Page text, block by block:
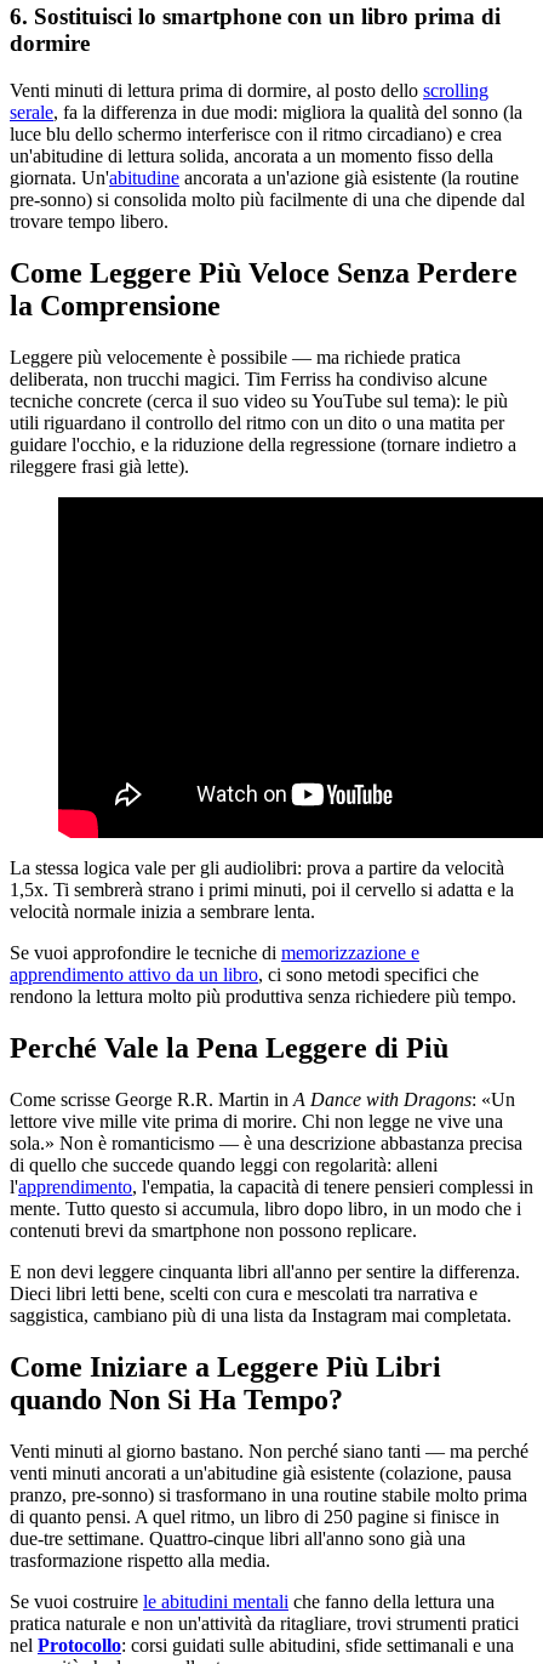
6. Sostituisci lo smartphone con un libro prima di
dormire
Venti minuti di lettura prima di dormire, al posto dello scrolling
serale, fa la differenza in due modi: migliora la qualità del sonno (la
luce blu dello schermo interferisce con il ritmo circadiano) e crea
un'abitudine di lettura solida, ancorata a un momento fisso della
giornata. Un'abitudine ancorata a un'azione già esistente (la routine
pre-sonno) si consolida molto più facilmente di una che dipende dal
trovare tempo libero.
Come Leggere Più Veloce Senza Perdere
la Comprensione
Leggere più velocemente è possibile — ma richiede pratica
deliberata, non trucchi magici. Tim Ferriss ha condiviso alcune
tecniche concrete (cerca il suo video su YouTube sul tema): le più
utili riguardano il controllo del ritmo con un dito o una matita per
guidare l'occhio, e la riduzione della regressione (tornare indietro a
rileggere frasi già lette).
La stessa logica vale per gli audiolibri: prova a partire da velocità
1,5x. Ti sembrerà strano i primi minuti, poi il cervello si adatta e la
velocità normale inizia a sembrare lenta.
Se vuoi approfondire le tecniche di memorizzazione e
apprendimento attivo da un libro, ci sono metodi specifici che
rendono la lettura molto più produttiva senza richiedere più tempo.
Perché Vale la Pena Leggere di Più
Come scrisse George R.R. Martin in A Dance with Dragons: «Un
lettore vive mille vite prima di morire. Chi non legge ne vive una
sola.» Non è romanticismo — è una descrizione abbastanza precisa
di quello che succede quando leggi con regolarità: alleni
l'apprendimento, l'empatia, la capacità di tenere pensieri complessi in
mente. Tutto questo si accumula, libro dopo libro, in un modo che i
contenuti brevi da smartphone non possono replicare.
E non devi leggere cinquanta libri all'anno per sentire la differenza.
Dieci libri letti bene, scelti con cura e mescolati tra narrativa e
saggistica, cambiano più di una lista da Instagram mai completata.
Come Iniziare a Leggere Più Libri
quando Non Si Ha Tempo?
Venti minuti al giorno bastano. Non perché siano tanti — ma perché
venti minuti ancorati a un'abitudine già esistente (colazione, pausa
pranzo, pre-sonno) si trasformano in una routine stabile molto prima
di quanto pensi. A quel ritmo, un libro di 250 pagine si finisce in
due-tre settimane. Quattro-cinque libri all'anno sono già una
trasformazione rispetto alla media.
Se vuoi costruire le abitudini mentali che fanno della lettura una
pratica naturale e non un'attività da ritagliare, trovi strumenti pratici
nel Protocollo: corsi guidati sulle abitudini, sfide settimanali e una